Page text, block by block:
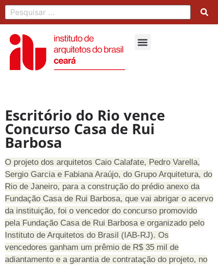
Escritório do Rio vence
Concurso Casa de Rui
Barbosa
O projeto dos arquitetos Caio Calafate, Pedro Varella,
Sergio Garcia e Fabiana Araújo, do Grupo Arquitetura, do
Rio de Janeiro, para a construção do prédio anexo da
Fundação Casa de Rui Barbosa, que vai abrigar o acervo
da instituição, foi o vencedor do concurso promovido
pela Fundação Casa de Rui Barbosa e organizado pelo
Instituto de Arquitetos do Brasil (IAB-RJ). Os
vencedores ganham um prêmio de R$ 35 mil de
adiantamento e a garantia de contratação do projeto, no